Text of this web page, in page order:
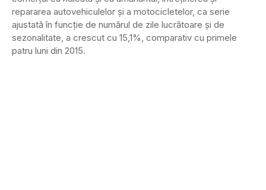
repararea autovehiculelor şi a motocicletelor, ca serie
ajustată în funcţie de numărul de zile lucrătoare şi de
sezonalitate, a crescut cu 15,1%, comparativ cu primele
patru luni din 2015.